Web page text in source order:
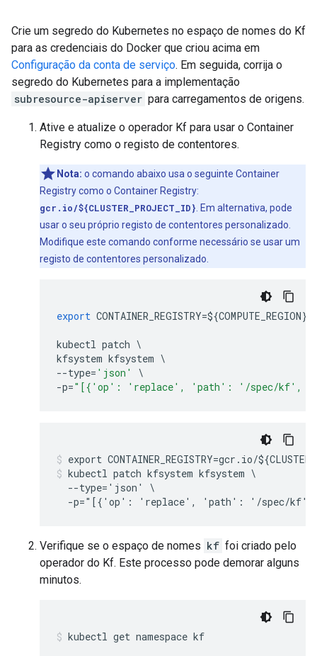
Crie um segredo do Kubernetes no espaço de nomes do Kf
para as credenciais do Docker que criou acima em
Configuração da conta de serviço. Em seguida, corrija o
segredo do Kubernetes para a implementação
subresource-apiserver para carregamentos de origens.
Ative e atualize o operador Kf para usar o Container
Registry como o registo de contentores.
Nota: o comando abaixo usa o seguinte Container
Registry como o Container Registry:
gcr.io/${CLUSTER_PROJECT_ID} . Em alternativa, pode
usar o seu próprio registo de contentores personalizado.
Modifique este comando conforme necessário se usar um
registo de contentores personalizado.
export CONTAINER_REGISTRY=${COMPUTE_REGION}
kubectl patch
kfsystem kfsystem
--type= 'json'
-p="[{'op': 'replace', 'path': '/spec/kf', 'value':
kubectl patch kfsystem kfsystem \
  --type='json' \
Verifique se o espaço de nomes kf foi criado pelo
operador do Kf. Este processo pode demorar alguns
minutos.
kubectl get namespace kf